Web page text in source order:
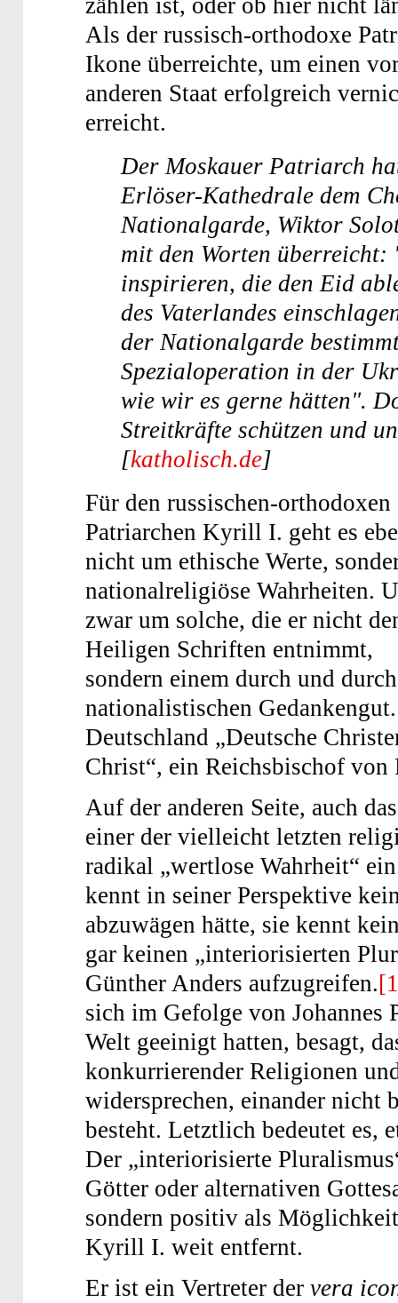
Als der russisch-orthodoxe
Ikone überreichte, um einen
anderen Staat erfolgreich
erreicht.
Der Moskauer Patriarch
Erlöser-Kathedrale dem
Nationalgarde, Wiktor
mit den Worten überreicht:
inspirieren, die den Eid
des Vaterlandes
der Nationalgarde
Spezialoperation in der
wie wir es gerne hätten".
Streitkräfte schützen und
[katholisch.de]
Für den russischen-orthodoxen
Patriarchen Kyrill I. geht es
nicht um ethische Werte,
nationalreligiöse Wahrheiten.
zwar um solche, die er nicht
Heiligen Schriften entnimmt,
sondern einem durch und durch
nationalistischen
Deutschland „Deutsche
Christ“, ein Reichsbischof von
Auf der anderen Seite, auch
einer der vielleicht letzten
radikal „wertlose Wahrheit“
kennt in seiner Perspektive
abzuwägen hätte, sie kennt
gar keinen „interiorisierten
Günther Anders aufzugreifen.
sich im Gefolge von Johannes
Welt geeinigt hatten, besagt,
konkurrierender Religionen
widersprechen, einander nicht
besteht. Letztlich bedeutet es,
Der „interiorisierte
Götter oder alternativen
sondern positiv als
Kyrill I. weit entfernt.
Er ist ein Vertreter der vera